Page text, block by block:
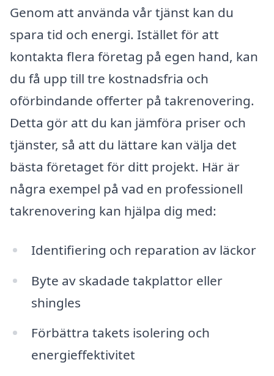
Genom att använda vår tjänst kan du
spara tid och energi. Istället för att
kontakta flera företag på egen hand, kan
du få upp till tre kostnadsfria och
oförbindande offerter på takrenovering.
Detta gör att du kan jämföra priser och
tjänster, så att du lättare kan välja det
bästa företaget för ditt projekt. Här är
några exempel på vad en professionell
takrenovering kan hjälpa dig med:
Identifiering och reparation av läckor
Byte av skadade takplattor eller
shingles
Förbättra takets isolering och
energieffektivitet